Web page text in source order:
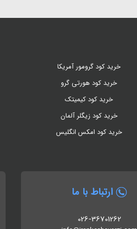
خرید کود گرومور آمریکا
خرید کود هورتی گرو
خرید کود کیمیتک
خرید کود زیگلر آلمان
خرید کود امکس انگلیس
ارتباط با ما
026-36701262